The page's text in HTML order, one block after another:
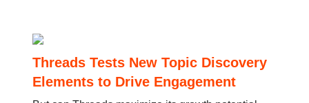
Threads Tests New Topic Discovery
Elements to Drive Engagement